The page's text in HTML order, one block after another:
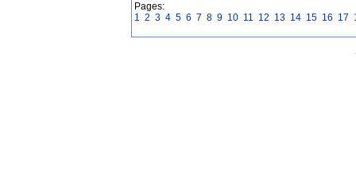
Pages:
1 2 3 4 5 6 7 8 9 10 11 12 13 14 15 16 17